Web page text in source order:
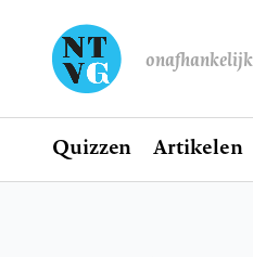
Hoofdnavigatie
Home
Quizzen Artikelen